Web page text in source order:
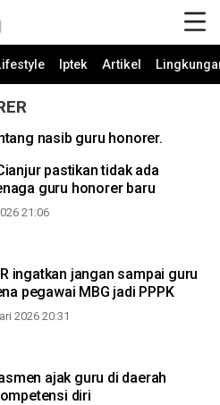
Iptek Artikel
nasib guru honorer.
pastikan tidak ada
guru honorer baru
21:06
ingatkan jangan sampai guru
pegawai MBG jadi PPPK
2026 20:31
ajak guru di daerah
diri